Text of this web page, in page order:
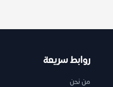
روابط سريعة
من نحن